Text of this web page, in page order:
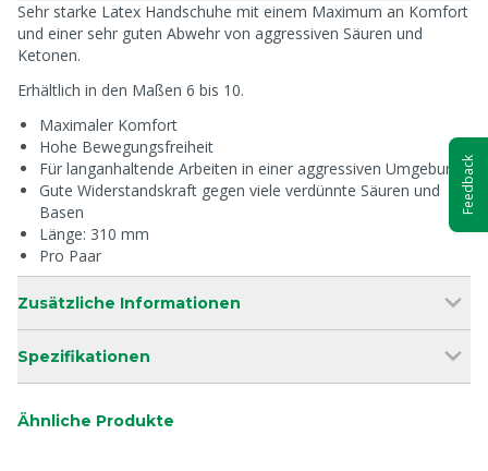
Sehr starke Latex Handschuhe mit einem Maximum an Komfort
und einer sehr guten Abwehr von aggressiven Säuren und
Ketonen.
Erhältlich in den Maßen 6 bis 10.
Maximaler Komfort
Hohe Bewegungsfreiheit
Für langanhaltende Arbeiten in einer aggressiven Umgebung
Gute Widerstandskraft gegen viele verdünnte Säuren und
Basen
Länge: 310 mm
Pro Paar
Zusätzliche Informationen
Spezifikationen
Ähnliche Produkte
Feedback